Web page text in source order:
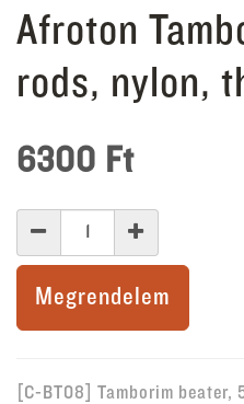
Afroton
rods, nylon,
6300 Ft
Megrendelem
[C-BT08] Tamborim